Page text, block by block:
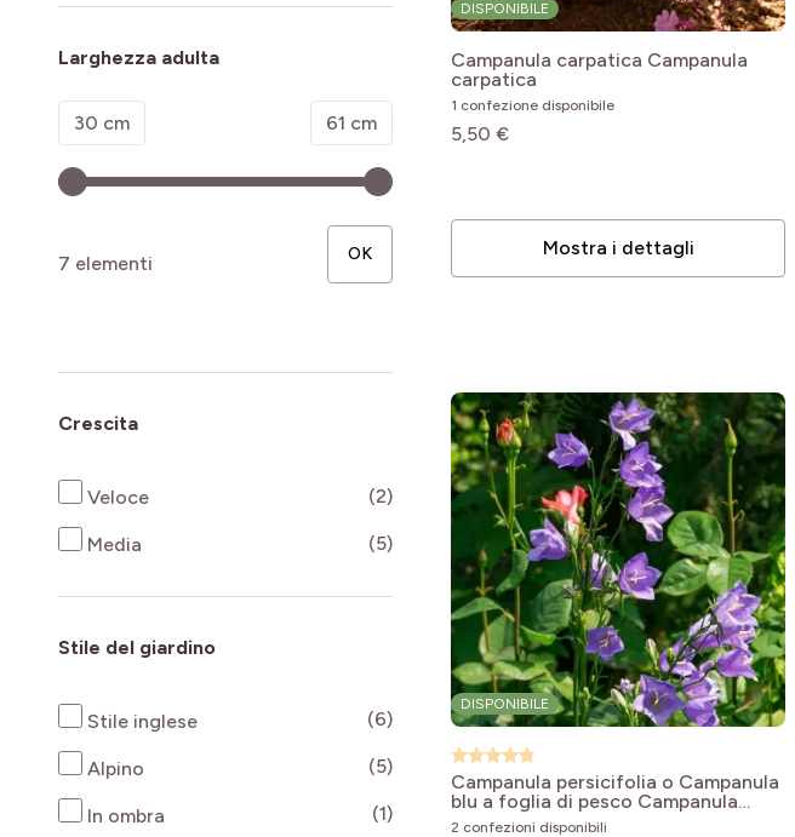
Larghezza adulta
Minimum value
30 cm Valore massimo
61 cm
7 elementi OK
Crescita
Veloce (2)products available
Media (5)products available
Stile del giardino
Stile inglese (6)products available
Alpino (5)products available
In ombra (1)products available
DISPONIBILE
Campanula carpatica Campanula
carpatica
1 confezione disponibile
5,50 €
Mostra i dettagli
DISPONIBILE
Campanula persicifolia o Campanula
blu a foglia di pesco Campanula
persicifolia
2 confezioni disponibili